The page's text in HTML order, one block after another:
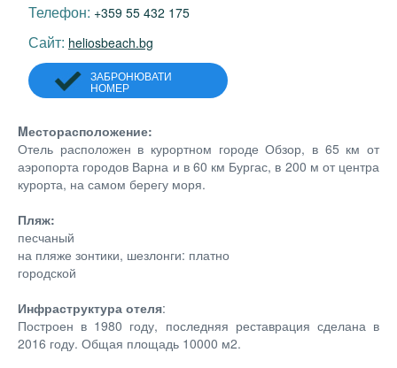
Телефон: +359 55 432 175
Сайт: heliosbeach.bg
ЗАБРОНЮВАТИ
НОМЕР
Mесторасположение:
Отель расположен в курортном городе Обзор, в 65 км от
аэропорта городов Варна и в 60 км Бургас, в 200 м от центра
курорта, на самом берегу моря.
Пляж:
песчаный
на пляже зонтики, шезлонги: платно
городской
Инфраструктура отеля:
Построен в 1980 году, последняя реставрация сделана в
2016 году. Общая площадь 10000 м2.